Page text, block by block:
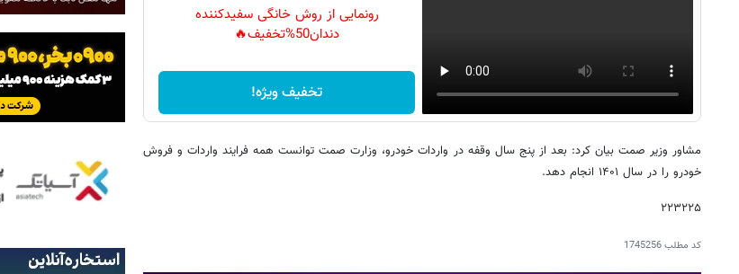
رونمایی از روش خانگی سفیدکننده
دندان50%تخفیف🔥
تخفیف ویژه!
مشاور وزیر صمت بیان کرد: بعد از پنج سال وقفه در واردات خودرو، وزارت صمت توانست همه فرایند واردات و فروش
خودرو را در سال ۱۴۰۱ انجام دهد.
۲۲۳۲۲۵
کد مطلب1745256